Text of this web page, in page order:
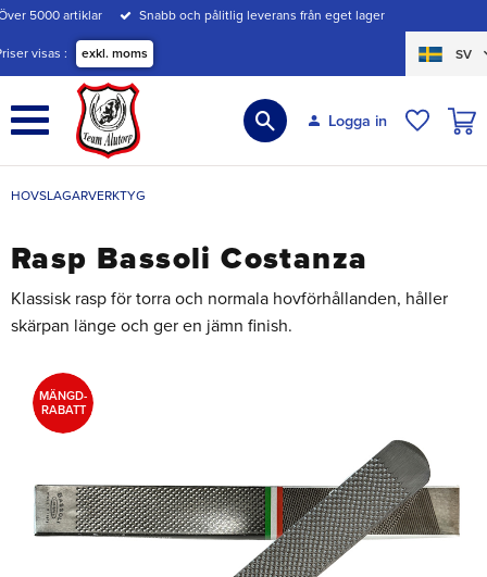
Meny
5000 artiklar Snabb och pålitlig leverans från eget lager
visas exkl. moms SV
Logga in
HOVSLAGARVERKTYG
Rasp Bassoli Costanza
Klassisk rasp för torra och normala hovförhållanden, håller
skärpan länge och ger en jämn finish.
MÄNGD-
RABATT